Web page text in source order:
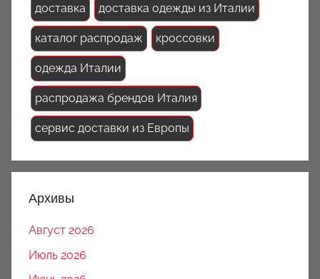
доставка доставка одежды из Италии
каталог распродаж кроссовки
одежда Италии
распродажа брендов Италия
сервис доставки из Европы
Архивы
Август 2026
Июль 2026